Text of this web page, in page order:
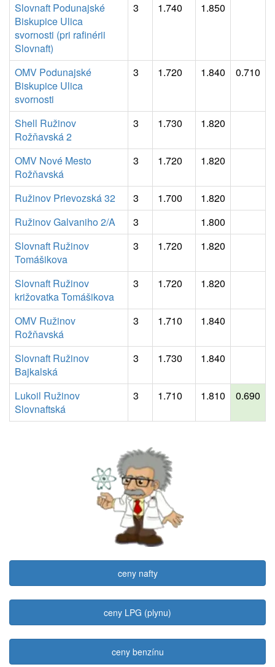
Slovnaft Podunajské
Biskupice Ulica
svornosti (pri rafinérii
Slovnaft)
3 1.740 1.850
OMV Podunajské
Biskupice Ulica
svornosti
3 1.720 1.840 0.710
Shell Ružinov
Rožňavská 2
3 1.730 1.820
OMV Nové Mesto
Rožňavská
3 1.720 1.820
Ružinov Prievozská 32 3 1.700
1.820
Ružinov Galvaniho 2/A
3
1.800
Slovnaft Ružinov
Tomášikova
3 1.720 1.820
Slovnaft Ružinov
križovatka Tomášikova
3 1.720 1.820
OMV Ružinov
Rožňavská
3 1.710 1.840
Slovnaft Ružinov
Bajkalská
3 1.730 1.840
Lukoil Ružinov
Slovnaftská
3 1.710 1.810 0.690
ceny nafty
ceny LPG (plynu)
ceny benzínu